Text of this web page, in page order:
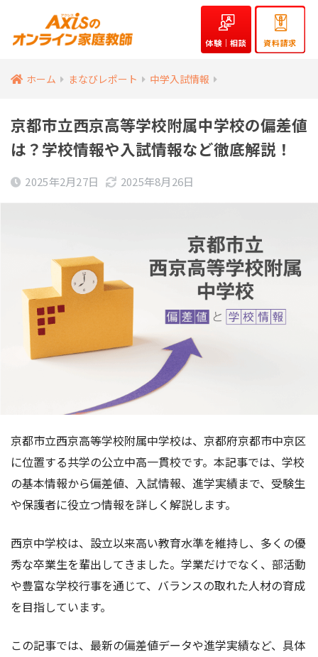
体験｜相談 資料請求
ホーム まなびレポート 中学入試情報
京都市立西京高等学校附属中学校の偏差値
は？学校情報や入試情報など徹底解説！
2025年2月27日 2025年8月26日
京都市立西京高等学校附属中学校は、京都府京都市中京区
に位置する共学の公立中高一貫校です。本記事では、学校
の基本情報から偏差値、入試情報、進学実績まで、受験生
や保護者に役立つ情報を詳しく解説します。
西京中学校は、設立以来高い教育水準を維持し、多くの優
秀な卒業生を輩出してきました。学業だけでなく、部活動
や豊富な学校行事を通じて、バランスの取れた人材の育成
を目指しています。
この記事では、最新の偏差値データや進学実績など、具体